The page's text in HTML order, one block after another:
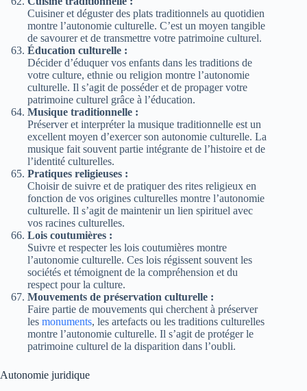
Cuisiner et déguster des plats traditionnels au quotidien
montre l’autonomie culturelle. C’est un moyen tangible
de savourer et de transmettre votre patrimoine culturel.
Éducation culturelle :
Décider d’éduquer vos enfants dans les traditions de
votre culture, ethnie ou religion montre l’autonomie
culturelle. Il s’agit de posséder et de propager votre
patrimoine culturel grâce à l’éducation.
Musique traditionnelle :
Préserver et interpréter la musique traditionnelle est un
excellent moyen d’exercer son autonomie culturelle. La
musique fait souvent partie intégrante de l’histoire et de
l’identité culturelles.
Pratiques religieuses :
Choisir de suivre et de pratiquer des rites religieux en
fonction de vos origines culturelles montre l’autonomie
culturelle. Il s’agit de maintenir un lien spirituel avec
vos racines culturelles.
Lois coutumières :
Suivre et respecter les lois coutumières montre
l’autonomie culturelle. Ces lois régissent souvent les
sociétés et témoignent de la compréhension et du
respect pour la culture.
Mouvements de préservation culturelle :
Faire partie de mouvements qui cherchent à préserver
les monuments, les artefacts ou les traditions culturelles
montre l’autonomie culturelle. Il s’agit de protéger le
patrimoine culturel de la disparition dans l’oubli.
Autonomie juridique